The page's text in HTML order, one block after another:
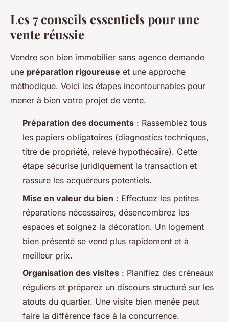
Les 7 conseils essentiels pour une
vente réussie
Vendre son bien immobilier sans agence demande
une préparation rigoureuse et une approche
méthodique. Voici les étapes incontournables pour
mener à bien votre projet de vente.
Préparation des documents : Rassemblez tous
les papiers obligatoires (diagnostics techniques,
titre de propriété, relevé hypothécaire). Cette
étape sécurise juridiquement la transaction et
rassure les acquéreurs potentiels.
Mise en valeur du bien : Effectuez les petites
réparations nécessaires, désencombrez les
espaces et soignez la décoration. Un logement
bien présenté se vend plus rapidement et à
meilleur prix.
Organisation des visites : Planifiez des créneaux
réguliers et préparez un discours structuré sur les
atouts du quartier. Une visite bien menée peut
faire la différence face à la concurrence.